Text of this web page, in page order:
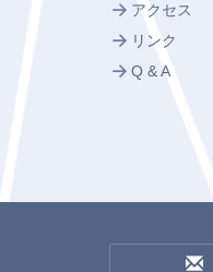
アクセス
リンク
Q & A